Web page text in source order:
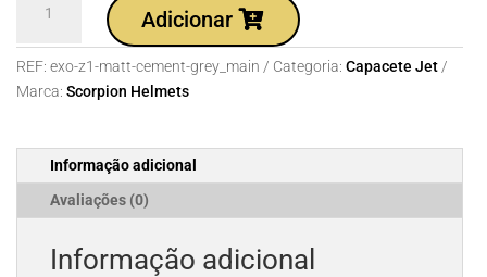
EXO-
Z1
Matt
Grey
Adicionar
REF: exo-z1-matt-cement-grey_main Categoria: Capacete Jet
Marca: Scorpion Helmets
Informação adicional
Avaliações (0)
Informação adicional